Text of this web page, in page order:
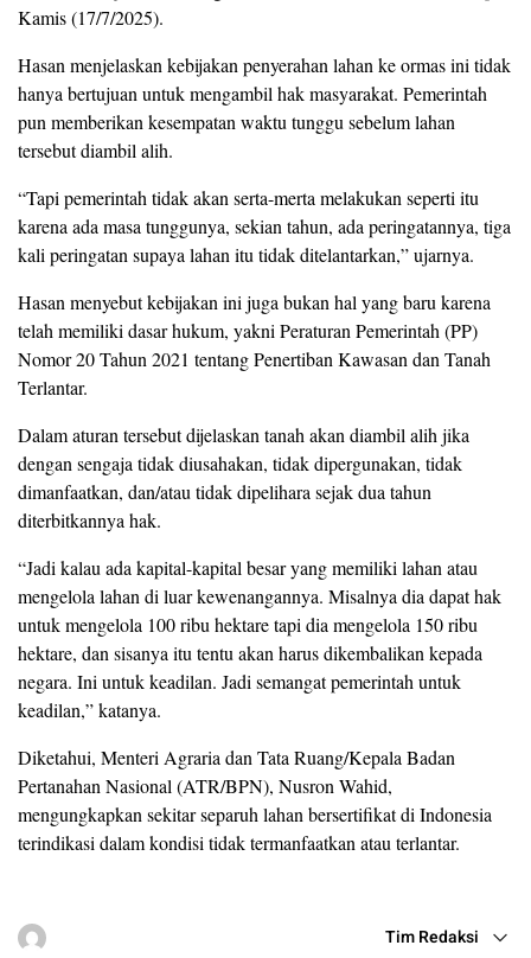
Kamis (17/7/2025).
Hasan menjelaskan kebijakan penyerahan lahan ke ormas ini tidak
hanya bertujuan untuk mengambil hak masyarakat. Pemerintah
pun memberikan kesempatan waktu tunggu sebelum lahan
tersebut diambil alih.
“Tapi pemerintah tidak akan serta-merta melakukan seperti itu
karena ada masa tunggunya, sekian tahun, ada peringatannya, tiga
kali peringatan supaya lahan itu tidak ditelantarkan,” ujarnya.
Hasan menyebut kebijakan ini juga bukan hal yang baru karena
telah memiliki dasar hukum, yakni Peraturan Pemerintah (PP)
Nomor 20 Tahun 2021 tentang Penertiban Kawasan dan Tanah
Terlantar.
Dalam aturan tersebut dijelaskan tanah akan diambil alih jika
dengan sengaja tidak diusahakan, tidak dipergunakan, tidak
dimanfaatkan, dan/atau tidak dipelihara sejak dua tahun
diterbitkannya hak.
“Jadi kalau ada kapital-kapital besar yang memiliki lahan atau
mengelola lahan di luar kewenangannya. Misalnya dia dapat hak
untuk mengelola 100 ribu hektare tapi dia mengelola 150 ribu
hektare, dan sisanya itu tentu akan harus dikembalikan kepada
negara. Ini untuk keadilan. Jadi semangat pemerintah untuk
keadilan,” katanya.
Diketahui, Menteri Agraria dan Tata Ruang/Kepala Badan
Pertanahan Nasional (ATR/BPN), Nusron Wahid,
mengungkapkan sekitar separuh lahan bersertifikat di Indonesia
terindikasi dalam kondisi tidak termanfaatkan atau terlantar.
Tim Redaksi